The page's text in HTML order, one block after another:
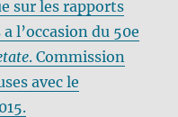
sur les rapports
l’occasion du 50e
. Commission
avec le